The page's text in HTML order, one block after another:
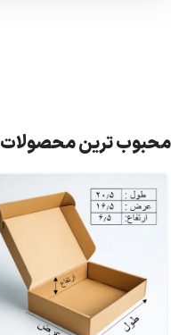
محبوب ترین محصولات